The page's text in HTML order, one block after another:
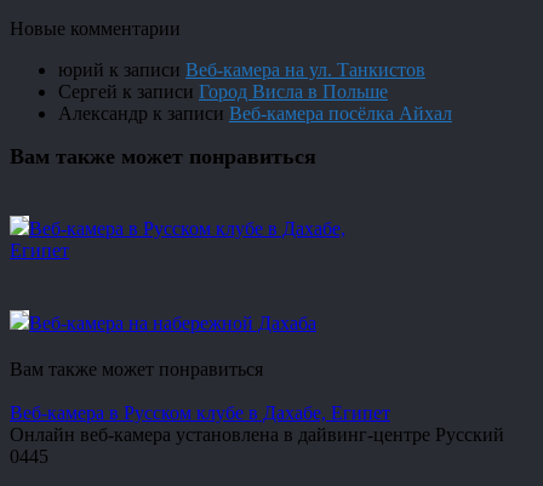
Новые комментарии
юрий к записи Веб-камера на ул. Танкистов
Сергей к записи Город Висла в Польше
Александр к записи Веб-камера посёлка Айхал
Вам также может понравиться
Веб-камера в Русском клубе в Дахабе,
Египет
Веб-камера на набережной Дахаба
Вам также может понравиться
Веб-камера в Русском клубе в Дахабе, Египет
Онлайн веб-камера установлена в дайвинг-центре Русский
0445